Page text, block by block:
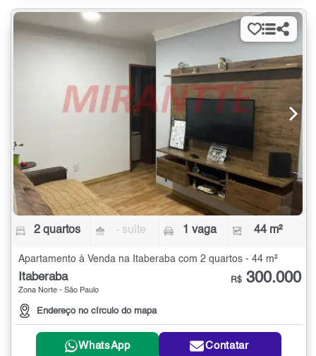
2 quartos - suíte 1 vaga 44 m²
Apartamento à Venda na Itaberaba com 2 quartos - 44 m²
Itaberaba
Zona Norte - São Paulo
Endereço no círculo do mapa
R$ 300.000
WhatsApp Contatar